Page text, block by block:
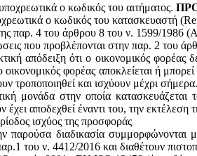
ο κωδικός του αιτήματος.
ο κωδικός του κατασκευαστή
παρ. 4 του άρθρου 8 του ν. 1599/1986
που προβλέπονται στην παρ. 2 του
απόδειξη ότι ο οικονομικός
οικονομικός φορέας αποκλείεται ή
τροποποιηθεί και ισχύουν μέχρι σήμερα.
μονάδα στην οποία
έχει αποδεχθεί έναντι του, την
ισχύος της προσφοράς
παρούσα διαδικασία
του ν. 4412/2016 και διαθέτουν